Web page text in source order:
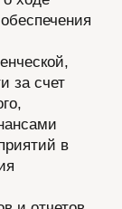
за счет
в